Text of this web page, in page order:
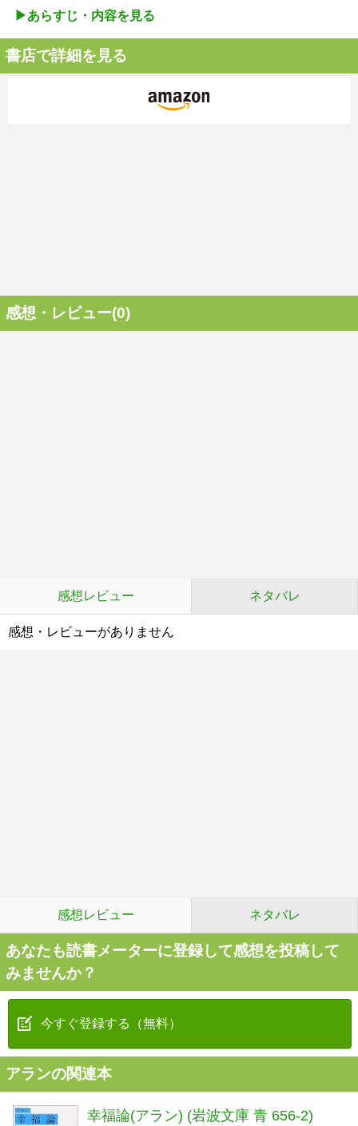
▶︎あらすじ・内容を見る
書店で詳細を見る
感想・レビュー(0)
感想レビュー ネタバレ
感想・レビューがありません
感想レビュー ネタバレ
あなたも読書メーターに登録して感想を投稿して
みませんか？
今すぐ登録する（無料）
アランの関連本
幸福論(アラン) (岩波文庫 青 656-2)